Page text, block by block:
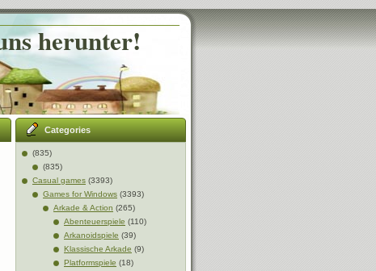
herunter!
Categories
(835)
(835)
Casual games (3393)
Games for Windows (3393)
Arkade & Action (265)
Abenteuerspiele (110)
Arkanoidspiele (39)
Klassische Arkade (9)
Platformspiele (18)